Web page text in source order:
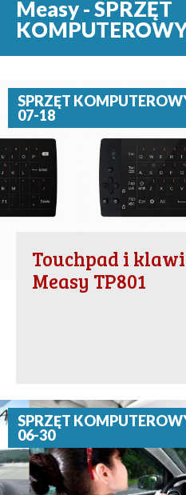
Measy - SPRZĘT
SPRZĘT
07-18
Touchpad i
Measy TP801
SPRZĘT
06-30